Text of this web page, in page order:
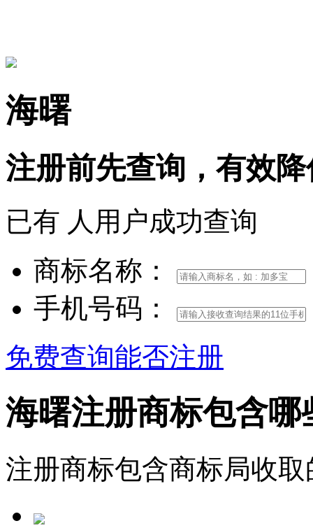
海曙
注册前先查询， 有效
已有 人用户成功查询
商标名称：
手机号码：
免费查询能否注册
海曙注册商标包含哪
注册商标包含商标局收